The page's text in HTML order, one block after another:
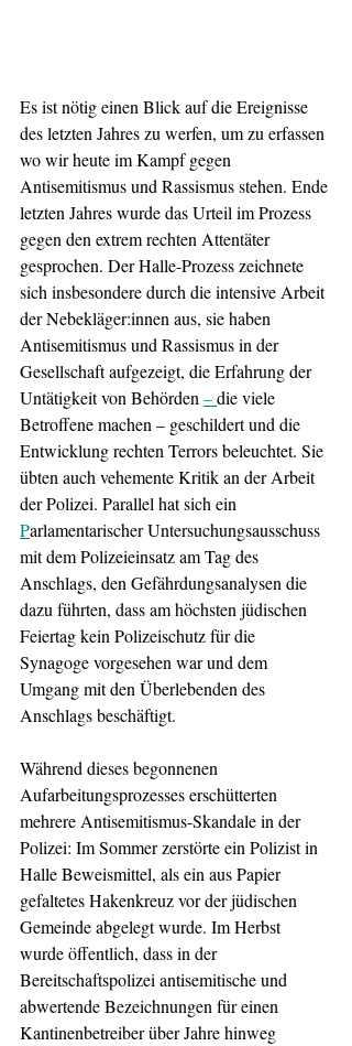
Es ist nötig einen Blick auf die Ereignisse
des letzten Jahres zu werfen, um zu erfassen
wo wir heute im Kampf gegen
Antisemitismus und Rassismus stehen. Ende
letzten Jahres wurde das Urteil im Prozess
gegen den extrem rechten Attentäter
gesprochen. Der Halle-Prozess zeichnete
sich insbesondere durch die intensive Arbeit
der Nebekläger:innen aus, sie haben
Antisemitismus und Rassismus in der
Gesellschaft aufgezeigt, die Erfahrung der
Untätigkeit von Behörden – die viele
Betroffene machen – geschildert und die
Entwicklung rechten Terrors beleuchtet. Sie
übten auch vehemente Kritik an der Arbeit
der Polizei. Parallel hat sich ein
Parlamentarischer Untersuchungsausschuss
mit dem Polizeieinsatz am Tag des
Anschlags, den Gefährdungsanalysen die
dazu führten, dass am höchsten jüdischen
Feiertag kein Polizeischutz für die
Synagoge vorgesehen war und dem
Umgang mit den Überlebenden des
Anschlags beschäftigt.
Während dieses begonnenen
Aufarbeitungsprozesses erschütterten
mehrere Antisemitismus-Skandale in der
Polizei: Im Sommer zerstörte ein Polizist in
Halle Beweismittel, als ein aus Papier
gefaltetes Hakenkreuz vor der jüdischen
Gemeinde abgelegt wurde. Im Herbst
wurde öffentlich, dass in der
Bereitschaftspolizei antisemitische und
abwertende Bezeichnungen für einen
Kantinenbetreiber über Jahre hinweg